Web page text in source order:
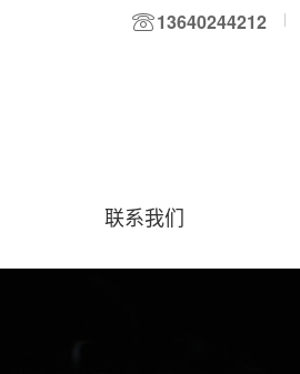
13640244212
联系我们